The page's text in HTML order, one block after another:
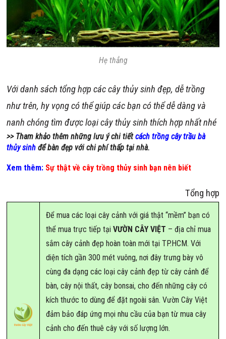
Hẹ thẳng
Với danh sách tổng hợp các cây thủy sinh đẹp, dễ trồng
như trên, hy vọng có thể giúp các bạn có thể dễ dàng và
nanh chóng tìm được loại cây thủy sinh thích hợp nhất nhé
>> Tham khảo thêm những lưu ý chi tiếtcách trồng cây trầu bà
thủy sinh để bàn đẹp với chi phí thấp tại nhà.
Xem thêm: Sự thật về cây trồng thủy sinh bạn nên biết
Tổng hợp
Để mua các loại cây cảnh với giá thật “mềm” bạn có
thể mua trực tiếp tạiVƯỜN CÂY VIỆT – địa chỉ mua
sắm cây cảnh đẹp hoàn toàn mới tại TP.HCM. Với
diện tích gần 300 mét vuông, nơi đây trưng bày vô
cùng đa dạng các loại cây cảnh đẹp từ cây cảnh để
bàn, cây nội thất, cây bonsai, cho đến những cây có
kích thước to dùng để đặt ngoài sân. Vườn Cây Việt
đảm bảo đáp ứng mọi nhu cầu của bạn từ mua cây
cảnh cho đến thuê cây với số lượng lớn.